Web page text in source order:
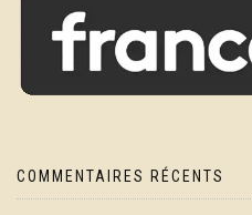
COMMENTAIRES RÉCENTS